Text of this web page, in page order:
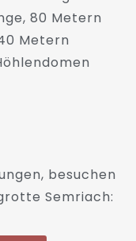
80 Metern
Metern
besuchen
Semriach: